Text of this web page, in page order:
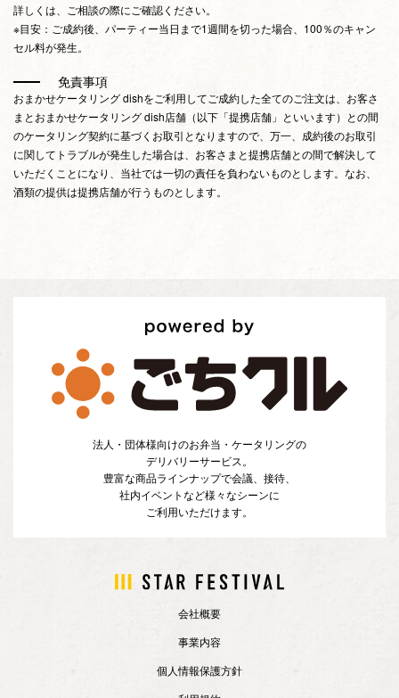
詳しくは、ご相談の際にご確認ください。
※目安：ご成約後、パーティー当日まで1週間を切った場合、100％のキャン
セル料が発生。
免責事項
おまかせケータリング dishをご利用してご成約した全てのご注文は、お客さ
まとおまかせケータリング dish店舗（以下「提携店舗」といいます）との間
のケータリング契約に基づくお取引となりますので、万一、成約後のお取引
に関してトラブルが発生した場合は、お客さまと提携店舗との間で解決して
いただくことになり、当社では一切の責任を負わないものとします。なお、
酒類の提供は提携店舗が行うものとします。
法人・団体様向けのお弁当・ケータリングの
デリバリーサービス。
豊富な商品ラインナップで会議、接待、
社内イベントなど様々なシーンに
ご利用いただけます。
会社概要
事業内容
個人情報保護方針